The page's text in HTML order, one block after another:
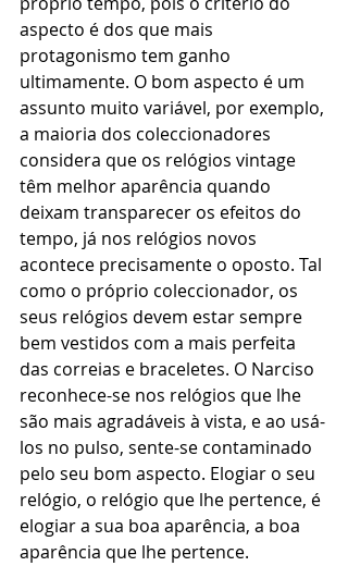
aspecto é dos que mais
protagonismo tem ganho
ultimamente. O bom aspecto é um
assunto muito variável, por exemplo,
a maioria dos coleccionadores
considera que os relógios vintage
têm melhor aparência quando
deixam transparecer os efeitos do
tempo, já nos relógios novos
acontece precisamente o oposto. Tal
como o próprio coleccionador, os
seus relógios devem estar sempre
bem vestidos com a mais perfeita
das correias e braceletes. O Narciso
reconhece-se nos relógios que lhe
são mais agradáveis à vista, e ao usá-
los no pulso, sente-se contaminado
pelo seu bom aspecto. Elogiar o seu
relógio, o relógio que lhe pertence, é
elogiar a sua boa aparência, a boa
aparência que lhe pertence.